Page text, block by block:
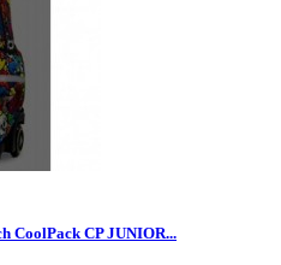
CoolPack CP JUNIOR...